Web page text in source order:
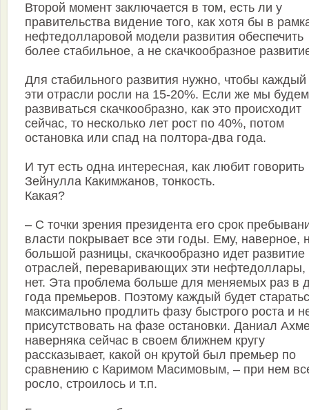
Второй момент заключается в том, есть ли у
правительства видение того, как хотя бы в
нефтедолларовой модели развития обеспечить
более стабильное, а не скачкообразное
Для стабильного развития нужно, чтобы каждый
эти отрасли росли на 15-20%. Если же мы будем
развиваться скачкообразно, как это происходит
сейчас, то несколько лет рост по 40%, потом
остановка или спад на полтора-два года.
И тут есть одна интересная, как любит говорить
Зейнулла Какимжанов, тонкость.
Какая?
– С точки зрения президента его срок
власти покрывает все эти годы. Ему, наверное,
большой разницы, скачкообразно идет развитие
отраслей, переваривающих эти нефтедоллары,
нет. Эта проблема больше для меняемых раз в
года премьеров. Поэтому каждый будет
максимально продлить фазу быстрого роста и
присутствовать на фазе остановки. Даниал
наверняка сейчас в своем ближнем кругу
рассказывает, какой он крутой был премьер по
сравнению с Каримом Масимовым, – при нем
росло, строилось и т.п.